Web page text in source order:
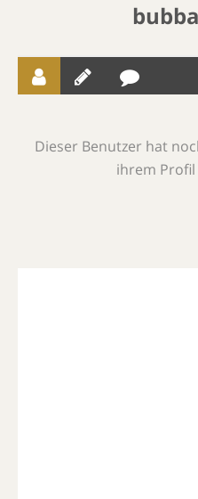
Dieser Benutzer hat
ihrem